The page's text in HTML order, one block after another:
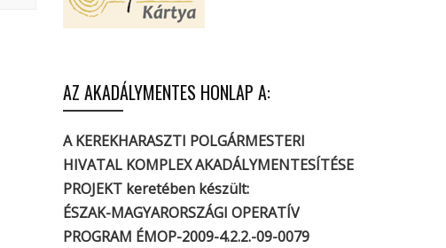
AZ AKADÁLYMENTES HONLAP A:
A KEREKHARASZTI POLGÁRMESTERI
HIVATAL KOMPLEX AKADÁLYMENTESÍTÉSE
PROJEKT keretében készült:
ÉSZAK-MAGYARORSZÁGI OPERATÍV
PROGRAM ÉMOP-2009-4.2.2.-09-0079